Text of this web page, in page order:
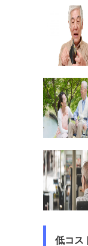
低コス